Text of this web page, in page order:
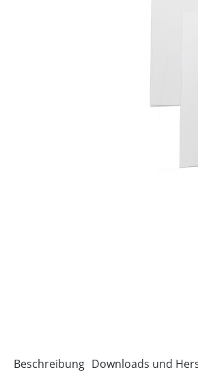
Beschreibung Downloads und